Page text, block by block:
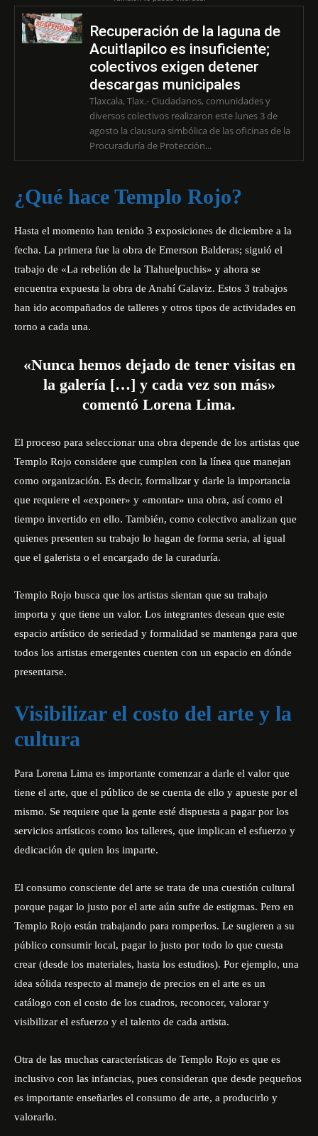
Recuperación de la laguna de
Acuitlapilco es insuficiente;
colectivos exigen detener
descargas municipales
Tlaxcala, Tlax.- Ciudadanos, comunidades y
diversos colectivos realizaron este lunes 3 de
agosto la clausura simbólica de las oficinas de la
Procuraduría de Protección...
¿Qué hace Templo Rojo?
Hasta el momento han tenido 3 exposiciones de diciembre a la
fecha. La primera fue la obra de Emerson Balderas; siguió el
trabajo de «La rebelión de la Tlahuelpuchis» y ahora se
encuentra expuesta la obra de Anahí Galaviz. Estos 3 trabajos
han ido acompañados de talleres y otros tipos de actividades en
torno a cada una.
«Nunca hemos dejado de tener visitas en
la galería […] y cada vez son más»
comentó Lorena Lima.
El proceso para seleccionar una obra depende de los artistas que
Templo Rojo considere que cumplen con la línea que manejan
como organización. Es decir, formalizar y darle la importancia
que requiere el «exponer» y «montar» una obra, así como el
tiempo invertido en ello. También, como colectivo analizan que
quienes presenten su trabajo lo hagan de forma seria, al igual
que el galerista o el encargado de la curaduría.
Templo Rojo busca que los artistas sientan que su trabajo
importa y que tiene un valor. Los integrantes desean que este
espacio artístico de seriedad y formalidad se mantenga para que
todos los artistas emergentes cuenten con un espacio en dónde
presentarse.
Visibilizar el costo del arte y la
cultura
Para Lorena Lima es importante comenzar a darle el valor que
tiene el arte, que el público de se cuenta de ello y apueste por el
mismo. Se requiere que la gente esté dispuesta a pagar por los
servicios artísticos como los talleres, que implican el esfuerzo y
dedicación de quien los imparte.
El consumo consciente del arte se trata de una cuestión cultural
porque pagar lo justo por el arte aún sufre de estigmas. Pero en
Templo Rojo están trabajando para romperlos. Le sugieren a su
público consumir local, pagar lo justo por todo lo que cuesta
crear (desde los materiales, hasta los estudios). Por ejemplo, una
idea sólida respecto al manejo de precios en el arte es un
catálogo con el costo de los cuadros, reconocer, valorar y
visibilizar el esfuerzo y el talento de cada artista.
Otra de las muchas características de Templo Rojo es que es
inclusivo con las infancias, pues consideran que desde pequeños
es importante enseñarles el consumo de arte, a producirlo y
valorarlo.